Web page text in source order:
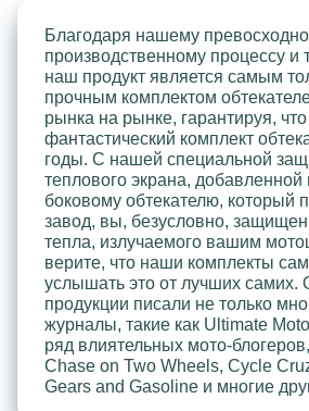
Благодаря нашему
производственному процессу и
наш продукт является самым
прочным комплектом
рынка на рынке, гарантируя, что
фантастический комплект
годы. С нашей специальной
теплового экрана, добавленной
боковому обтекателю, который
завод, вы, безусловно,
тепла, излучаемого вашим
верите, что наши комплекты
услышать это от лучших самих.
продукции писали не только
журналы, такие как Ultimate
ряд влиятельных мото-блогеров,
Chase on Two Wheels, Cycle
Gears and Gasoline и многие